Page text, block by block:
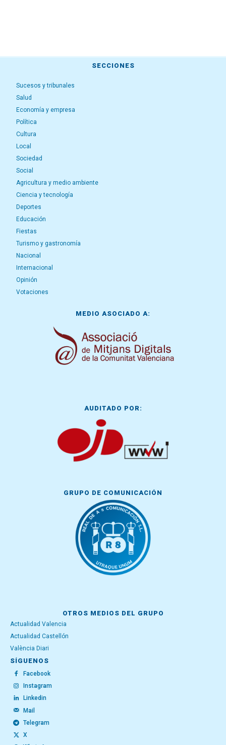
SECCIONES
Sucesos y tribunales
Salud
Economía y empresa
Política
Cultura
Local
Sociedad
Social
Agricultura y medio ambiente
Ciencia y tecnología
Deportes
Educación
Fiestas
Turismo y gastronomía
Nacional
Internacional
Opinión
Votaciones
MEDIO ASOCIADO A:
AUDITADO POR:
GRUPO DE COMUNICACIÓN
OTROS MEDIOS DEL GRUPO
Actualidad Valencia
Actualidad Castellón
València Diari
SÍGUENOS
Facebook
Instagram
Linkedin
Mail
Telegram
X